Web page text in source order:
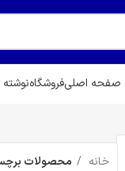
صفحه اصلیفروشگاهنوشته
خانه محصولات